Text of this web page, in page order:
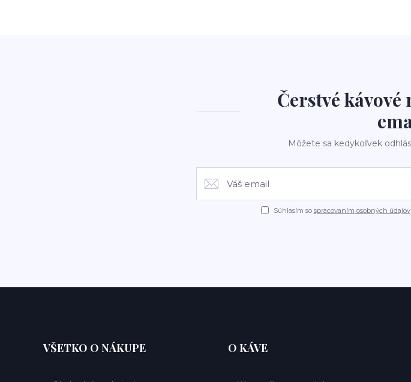
Čerstvé kávové
Môžete sa kedykoľvek
Súhlasím so spracovaním osobných údajov
VŠETKO O NÁKUPE O KÁVE